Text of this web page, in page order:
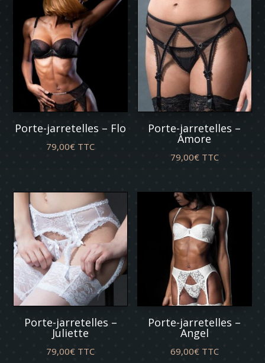
Porte-jarretelles – Flo
79,00€ TTC
Porte-jarretelles –
Amore
79,00€ TTC
Porte-jarretelles –
Juliette
79,00€ TTC
Porte-jarretelles –
Angel
69,00€ TTC